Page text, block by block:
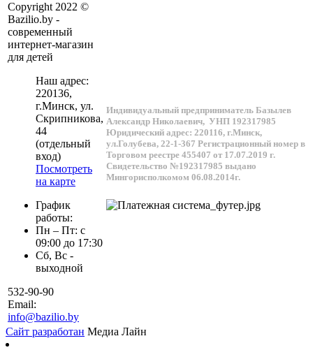
Copyright 2022 ©
Bazilio.by -
современный
интернет-магазин
для детей
Наш адрес:
220136,
г.Минск, ул.
Скрипникова,
44
(отдельный
вход)
Посмотреть
на карте
График
работы:
Пн – Пт: с
09:00 до 17:30
Сб, Вс -
выходной
532-90-90
Email:
info@bazilio.by
Индивидуальный предприниматель Базылев
Александр Николаевич, УНП 192317985
Юридический адрес: 220116, г.Минск,
ул.Голубева, 22-1-367 Регистрационный номер в
Торговом реестре 455407 от 17.07.2019 г.
Свидетельство №192317985 выдано
Мингорисполкомом 06.08.2014г.
Сайт разработан Медиа Лайн